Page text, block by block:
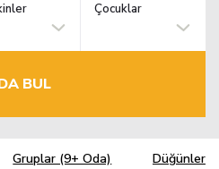
Çocuklar
BUL
Gruplar (9+ Oda) Düğünler